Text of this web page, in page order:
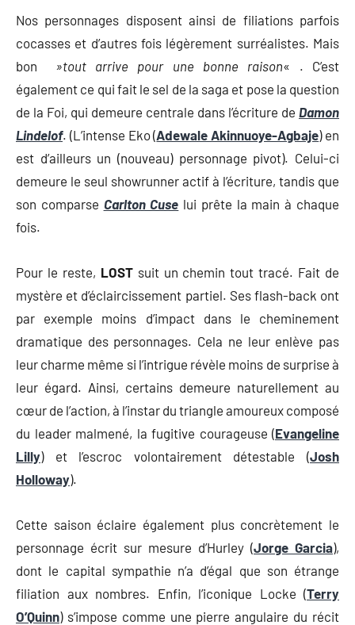
Nos personnages disposent ainsi de filiations parfois
cocasses et d’autres fois légèrement surréalistes. Mais
bon
»tout arrive pour une bonne raison« . C’est
également ce qui fait le sel de la saga et pose la question
de la Foi, qui demeure centrale dans l’écriture de Damon
Lindelof. (L’intense Eko (Adewale Akinnuoye-Agbaje) en
est d’ailleurs un (nouveau) personnage pivot). Celui-ci
demeure le seul showrunner actif à l’écriture, tandis que
son comparse Carlton Cuse lui prête la main à chaque
fois.
Pour le reste, LOSTsuit un chemin tout tracé. Fait de
mystère et d’éclaircissement partiel. Ses flash-back ont
par exemple moins d’impact dans le cheminement
dramatique des personnages. Cela ne leur enlève pas
leur charme même si l’intrigue révèle moins de surprise à
leur égard. Ainsi, certains demeure naturellement au
cœur de l’action, à l’instar du triangle amoureux composé
du leader malmené, la fugitive courageuse (Evangeline
Lilly) et l’escroc volontairement détestable (Josh
Holloway).
Cette saison éclaire également plus concrètement le
personnage écrit sur mesure d’Hurley (Jorge Garcia),
dont le capital sympathie n’a d’égal que son étrange
filiation aux nombres. Enfin, l’iconique Locke (Terry
O’Quinn) s’impose comme une pierre angulaire du récit